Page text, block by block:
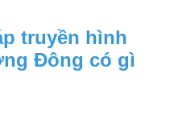
truyền hình
Đông có gì